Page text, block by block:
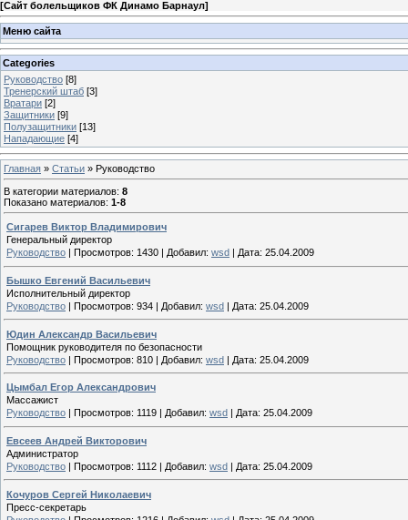
[Сайт болельщиков ФК Динамо Барнаул]
Меню сайта
Categories
Руководство [8]
Тренерский штаб [3]
Вратари [2]
Защитники [9]
Полузащитники [13]
Нападающие [4]
Главная » Статьи » Руководство
В категории материалов: 8
Показано материалов: 1-8
Сигарев Виктор Владимирович
Генеральный директор
Руководство
Просмотров: 1430 Добавил: wsd Дата: 25.04.2009
Бышко Евгений Васильевич
Исполнительный директор
Руководство | Просмотров: 934 | Добавил: wsd | Дата: 25.04.2009
Юдин Александр Васильевич
Помощник руководителя по безопасности
Руководство | Просмотров: 810 | Добавил: wsd | Дата: 25.04.2009
Цымбал Егор Александрович
Массажист
Руководство
Просмотров: 1119 Добавил: wsd Дата: 25.04.2009
Евсеев Андрей Викторович
Администратор
Руководство | Просмотров: 1112 | Добавил: wsd | Дата: 25.04.2009
Кочуров Сергей Николаевич
Пресс-секретарь